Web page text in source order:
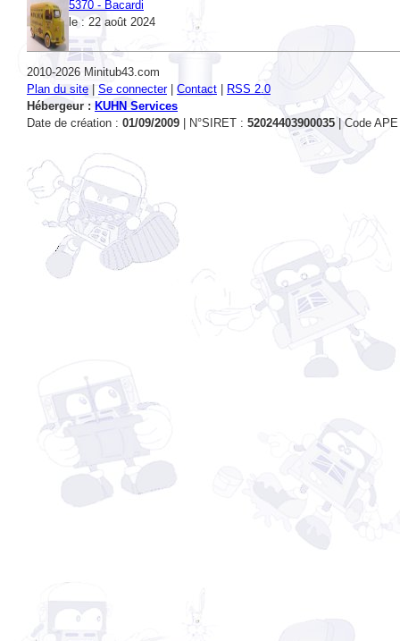
5370 - Bacardi
le : 22 août 2024
2010-2026 Minitub43.com
Plan du site
Se connecter| Contact
RSS 2.0
Hébergeur : KUHN Services
Date de création : 01/09/2009 | N°SIRET : 52024403900035| Code